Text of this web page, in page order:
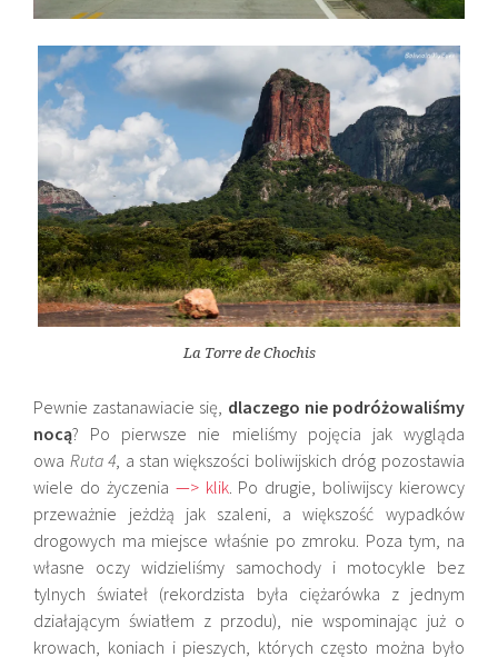
La Torre de Chochis
Pewnie zastanawiacie się, dlaczego nie podróżowaliśmy
nocą? Po pierwsze nie mieliśmy pojęcia jak wygląda
owa Ruta 4 , a stan większości boliwijskich dróg pozostawia
wiele do życzenia —> klik. Po drugie, boliwijscy kierowcy
przeważnie jeżdżą jak szaleni, a większość wypadków
drogowych ma miejsce właśnie po zmroku. Poza tym, na
własne oczy widzieliśmy samochody i motocykle bez
tylnych świateł (rekordzista była ciężarówka z jednym
działającym światłem z przodu), nie wspominając już o
krowach, koniach i pieszych, których często można było